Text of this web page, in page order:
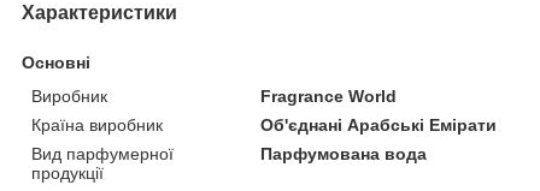
Характеристики
Основні
Виробник
Fragrance World
Країна виробник
Об'єднані Арабські Емірати
Вид парфумерної
продукції
Парфумована вода